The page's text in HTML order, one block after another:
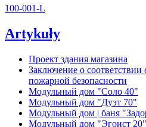
100-001-L
Artykuły
Проект здания магазина
Заключение о соответствии
пожарной безопасности
Модульный дом "Соло 40"
Модульный дом "Дуэт 70"
Модульный дом | баня
Модульный дом "Эгоист 20"